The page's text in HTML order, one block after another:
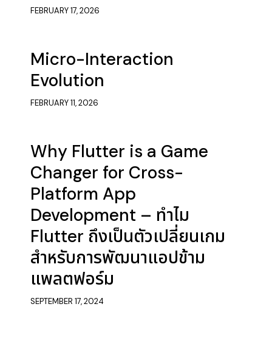
FEBRUARY 17, 2026
Micro-Interaction
Evolution
FEBRUARY 11, 2026
Why Flutter is a Game
Changer for Cross-
Platform App
Development – ทำไม
Flutter ถึงเป็นตัวเปลี่ยนเกม
สำหรับการพัฒนาแอปข้าม
แพลตฟอร์ม
SEPTEMBER 17, 2024